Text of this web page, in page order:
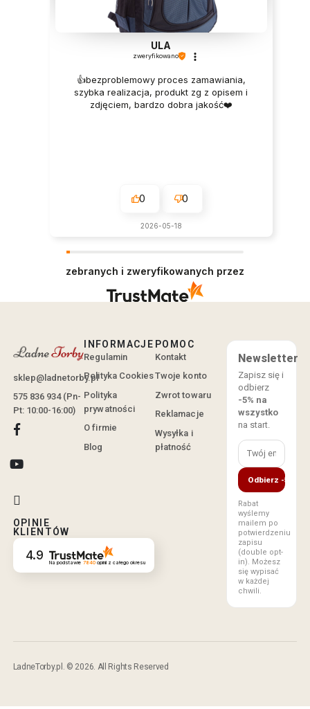
ULA
zweryfikowano
👍️bezproblemowy proces zamawiania,
szybka realizacja, produkt zg z opisem i
zdjęciem, bardzo dobra jakość❤️
0 0
2026-05-18
zebranych i zweryfikowanych przez
sklep@ladnetorby.pl
575 836 934 (Pn-
Pt: 10:00-16:00)
OPINIE
KLIENTÓW
4.9 Na podstawie 7840opinii z całego okresu
INFORMACJE
Regulamin
Polityka Cookies
Polityka
prywatności
O firmie
Blog
POMOC
Kontakt
Twoje konto
Zwrot towaru
Reklamacje
Wysyłka i
płatność
Newsletter
Zapisz się i
odbierz
-5% na
wszystko
na start.
Odbierz -5%
Rabat
wyślemy
mailem po
potwierdzeniu
zapisu
(double opt-
in). Możesz
się wypisać
w każdej
chwili.
LadneTorby.pl. © 2026. All Rights Reserved